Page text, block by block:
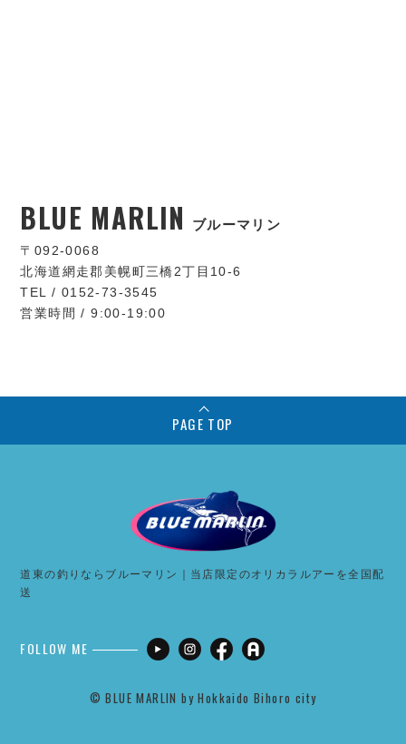
BLUE MARLIN ブルーマリン
〒092-0068
北海道網走郡美幌町三橋2丁目10-6
TEL / 0152-73-3545
営業時間 / 9:00-19:00
PAGE TOP
道東の釣りならブルーマリン｜当店限定のオリカラルアーを全国配
送
FOLLOW ME
©︎ BLUE MARLIN by Hokkaido Bihoro city